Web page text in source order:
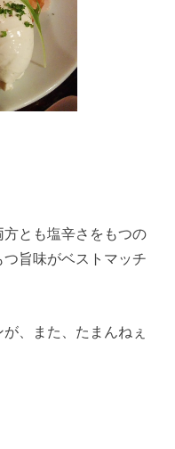
とも塩辛さをもつの
旨味がベストマッチ
、また、たまんねぇ